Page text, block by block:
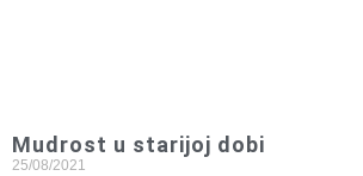
Mudrost u starijoj dobi
25/08/2021